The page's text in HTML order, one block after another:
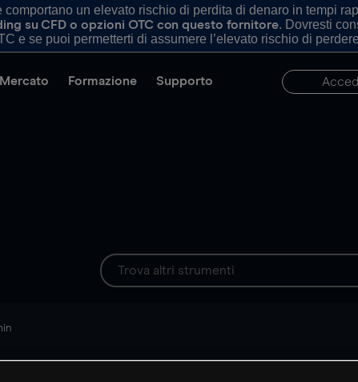
un elevato rischio di perdita di denaro in tempi
su CFD o opzioni OTC con questo fornitore. Dovresti
e se puoi permetterti di assumere l’elevato rischio di
Formazione Supporto